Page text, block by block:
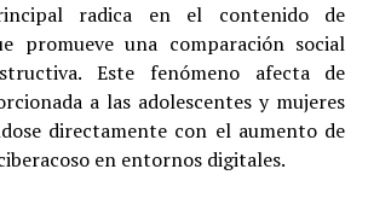
radica en el contenido de
promueve una comparación social
Este fenómeno afecta de
a las adolescentes y mujeres
directamente con el aumento de
en entornos digitales.